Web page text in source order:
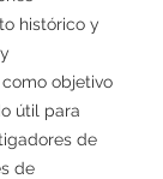
histórico y
objetivo
útil para
de
de